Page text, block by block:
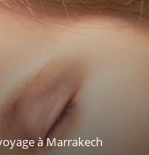
à Marrakech